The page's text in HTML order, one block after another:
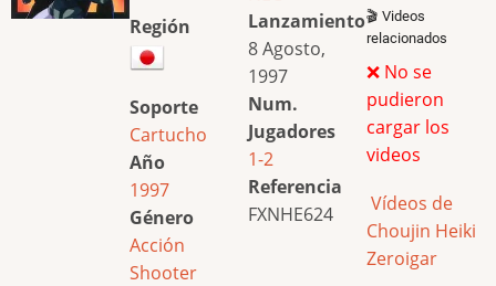
Región
Soporte
Cartucho
Año
1997
Género
Acción
Shooter
Lanzamiento
8 Agosto,
1997
Num.
Jugadores
1-2
Referencia
FXNHE624
🎬 Videos
relacionados
❌ No se
pudieron
cargar los
videos
Vídeos de
Choujin Heiki
Zeroigar